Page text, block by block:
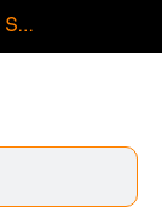
Sangão conquista medalhas inéditas nos Joguinhos Abertos de Santa Catarina